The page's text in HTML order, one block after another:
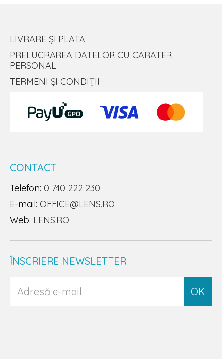
LIVRARE ȘI PLATA
PRELUCRAREA DATELOR CU CARATER
PERSONAL
TERMENI ȘI CONDIȚII
CONTACT
Telefon: 0 740 222 230
E-mail: OFFICE@LENS.RO
Web: LENS.RO
ÎNSCRIERE NEWSLETTER
OK